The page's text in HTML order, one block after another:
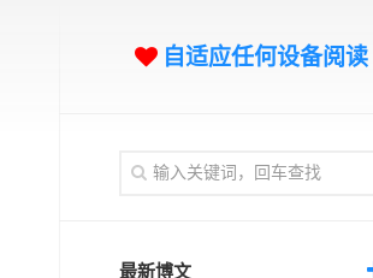
自适应任何设备阅读
最新博文